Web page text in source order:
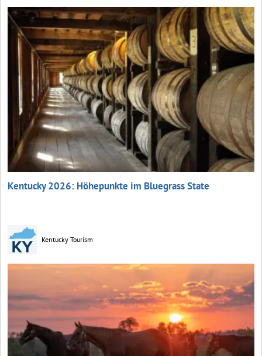
Kentucky 2026: Höhepunkte im Bluegrass State
Kentucky Tourism